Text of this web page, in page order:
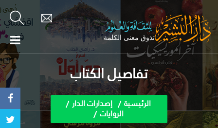
تفاصيل الكتاب
الرئيسية إصدارات الدار
الروايات